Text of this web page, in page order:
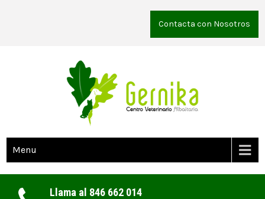
Contacta con Nosotros
Menu
Llama al 846 662 014